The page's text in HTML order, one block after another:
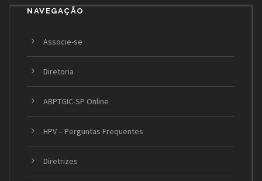
NAVEGAÇÃO
Associe-se
Diretoria
ABPTGIC-SP Online
HPV – Perguntas Frequentes
Diretrizes